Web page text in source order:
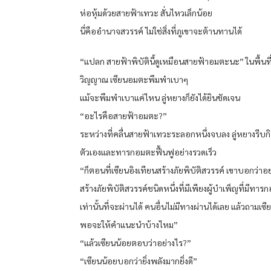
ห่อหุ้มด้วยสายฟ้าเทวะ สั่นไหวเล็กน้อย
นี่คืออำนาจสวรรค์ ไม่ใช่สิ่งที่ภูเขาจะต้านทานได้
“แปลก สายฟ้าพิบัตินี้ดูเหมือนสายฟ้าอมตะนะ” ในพื้น
วิญญาณ เซียนอมตะพึมพำเบาๆ
แม้จะพึมพำเบาแค่ไหน ลู่หยางก็ยังได้ยินชัดเจน
“อะไรคือสายฟ้าอมตะ?”
ระหว่างที่คลื่นสายฟ้าเทวะระลอกหนึ่งจบลง ลู่หยางรีบ
ตัวเองและทารกอมตะฟื้นฟูอย่างรวดเร็ว
“ก็ตอนที่เซียนอิงเทียนสร้างภัยพิบัติสวรรค์ เขาบอกว่าอ
สร้างภัยพิบัติสวรรค์ชนิดหนึ่งที่มีเพียงผู้บำเพ็ญที่มีทารก
เท่านั้นที่จะผ่านได้ คนอื่นไม่มีทางผ่านได้เลย แล้วถามเซี
พอจะให้คำแนะนำบ้างไหม”
“แล้วเซียนน้อยตอบว่าอย่างไร?”
“เซียนน้อยบอกว่ายิ่งพลังมากยิ่งดี”